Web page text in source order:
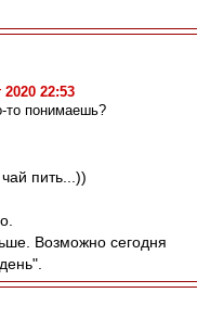
22:53
то понимаешь?
пить...))
Возможно сегодня